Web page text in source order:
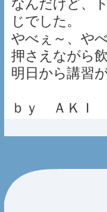
なんだけど、
じでした。
やべぇ～、や
押さえながら
明日から講習
ｂｙ ＡＫＩ